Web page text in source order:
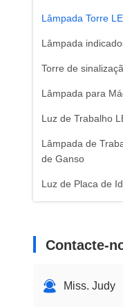
Lâmpada Torre
Lâmpada
Torre de
Lâmpada para
Luz de Trabalho
Lâmpada de
de Ganso
Luz de Placa de
Contacte-
Miss. Judy